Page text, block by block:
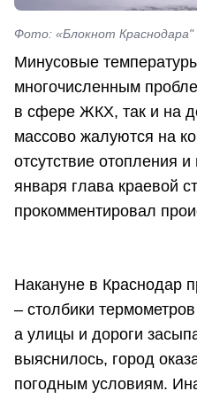
Фото: «Блокнот Краснодара"
Минусовые
многочисленным
в сфере ЖКХ, так и на
массово жалуются на
отсутствие отопления
января глава краевой
прокомментировал
Накануне в Краснодар
– столбики
а улицы и дороги
выяснилось, город
погодным условиям.